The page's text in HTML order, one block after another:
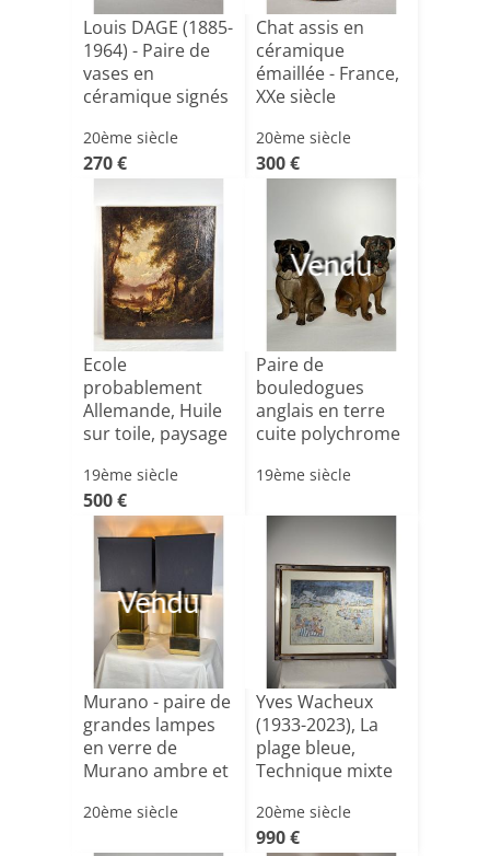
Louis DAGE (1885-
1964) - Paire de
vases en
céramique signés
20ème siècle
270 €
Chat assis en
céramique
émaillée - France,
XXe siècle
20ème siècle
300 €
Ecole
probablement
Allemande, Huile
sur toile, paysage
19ème siècle
500 €
Vendu
Paire de
bouledogues
anglais en terre
cuite polychrome
19ème siècle
Vendu
Murano - paire de
grandes lampes
en verre de
Murano ambre et
20ème siècle
Yves Wacheux
(1933-2023), La
plage bleue,
Technique mixte
20ème siècle
990 €